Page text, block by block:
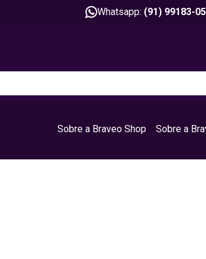
Whatsapp: (91) 99183-
Sobre a Braveo Shop Sobre a